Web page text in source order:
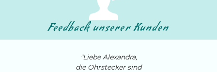
Feedback unserer Kunden
"Liebe Alexandra,
die Ohrstecker sind